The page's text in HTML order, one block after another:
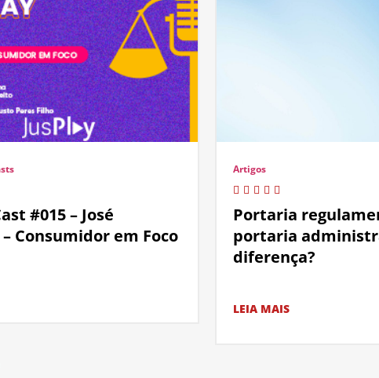
#015 – José
Consumidor em Foco
Artigos
Portaria
portaria
diferença?
LEIA MAIS